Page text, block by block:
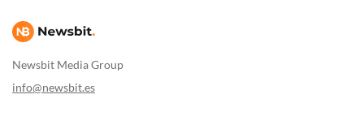
Newsbit Media Group
info@newsbit.es